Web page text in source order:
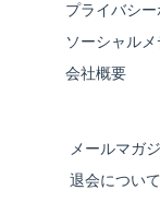
プライバシ
ソーシャル
会社概要
メールマガ
退会について